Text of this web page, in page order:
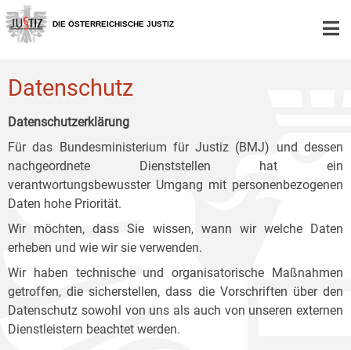
Zur
Hauptnavigation
[1]
Zum
Inhalt
[2]
Zum
Untermenü
[3]
DIE ÖSTERREICHISCHE JUSTIZ
Datenschutz
Datenschutzerklärung
Für das Bundesministerium für Justiz (BMJ) und dessen
nachgeordnete Dienststellen hat ein
verantwortungsbewusster Umgang mit personenbezogenen
Daten hohe Priorität.
Wir möchten, dass Sie wissen, wann wir welche Daten
erheben und wie wir sie verwenden.
Wir haben technische und organisatorische Maßnahmen
getroffen, die sicherstellen, dass die Vorschriften über den
Datenschutz sowohl von uns als auch von unseren externen
Dienstleistern beachtet werden.